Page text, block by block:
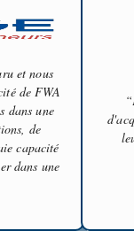
et nous
de FWA
dans une
de
capacité
dans une